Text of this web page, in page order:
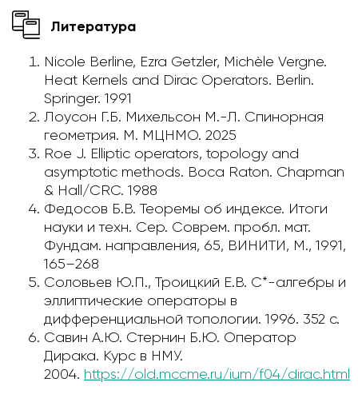
Литература
Nicole Berline, Ezra Getzler, Michèle Vergne.
Heat Kernels and Dirac Operators. Berlin.
Springer. 1991
Лоусон Г.Б. Михельсон М.-Л. Спинорная
геометрия. М. МЦНМО. 2025
Roe J. Elliptic operators, topology and
asymptotic methods. Boca Raton. Chapman
& Hall/CRC. 1988
Федосов Б.В. Теоремы об индексе. Итоги
науки и техн. Сер. Соврем. пробл. мат.
Фундам. направления, 65, ВИНИТИ, М., 1991,
165–268
Соловьев Ю.П., Троицкий Е.В. С*-алгебры и
эллиптические операторы в
дифференциальной топологии. 1996. 352 с.
Савин А.Ю. Стернин Б.Ю. Оператор
Дирака. Курс в НМУ.
2004. https://old.mccme.ru/ium/f04/dirac.html